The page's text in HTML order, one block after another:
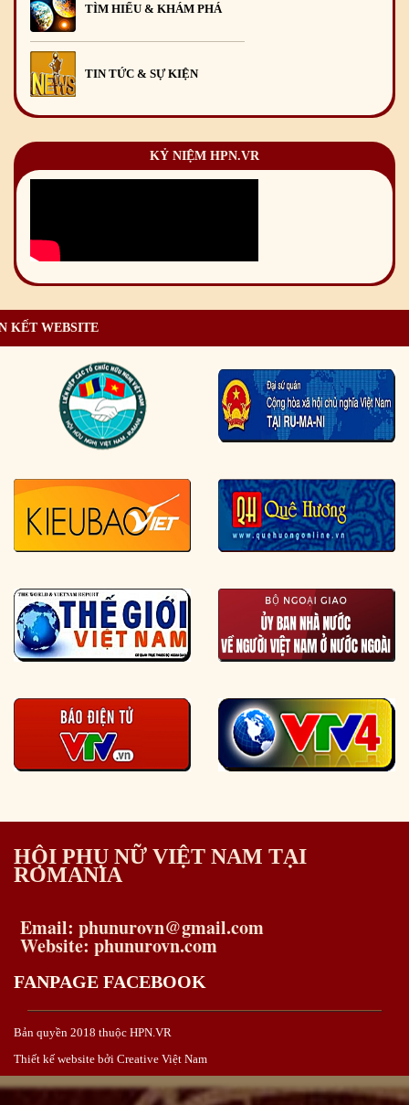
TÌM HIỂU & KHÁM PHÁ
TIN TỨC & SỰ KIỆN
KỶ NIỆM HPN.VR
KẾT WEBSITE
HỘI PHỤ NỮ VIỆT NAM TẠI
ROMANIA
Email: phunurovn@gmail.com
Website: phunurovn.com
FANPAGE FACEBOOK
Bản quyền 2018 thuộc HPN.VR
Thiết kế website bởi Creative Việt Nam